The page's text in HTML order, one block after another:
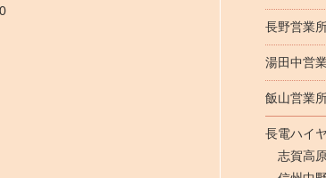
長野営業
湯田中営
飯山営業
長電ハイ
志賀高